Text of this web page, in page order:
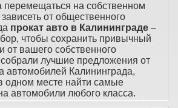
перемещаться на собственном
от общественного
прокат авто в Калининграде –
чтобы сохранить привычный
от вашего собственного
лучшие предложения от
автомобилей Калининграда,
одном месте найти самые
автомобили любого класса.